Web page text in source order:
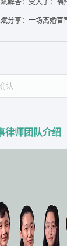
律师团队介绍